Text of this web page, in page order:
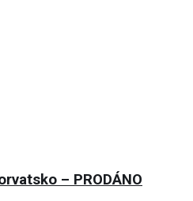
– PRODÁNO